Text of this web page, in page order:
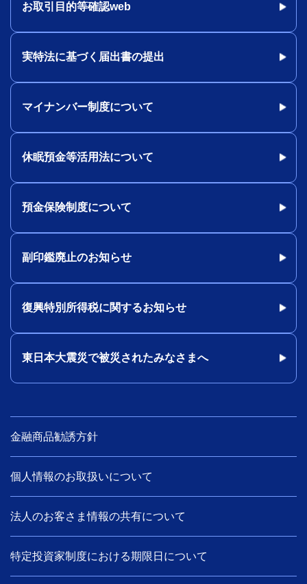
お取引目的等確認web
実特法に基づく届出書の提出
マイナンバー制度について
休眠預金等活用法について
預金保険制度について
副印鑑廃止のお知らせ
復興特別所得税に関するお知らせ
東日本大震災で被災されたみなさまへ
金融商品勧誘方針
個人情報のお取扱いについて
法人のお客さま情報の共有について
特定投資家制度における期限日について